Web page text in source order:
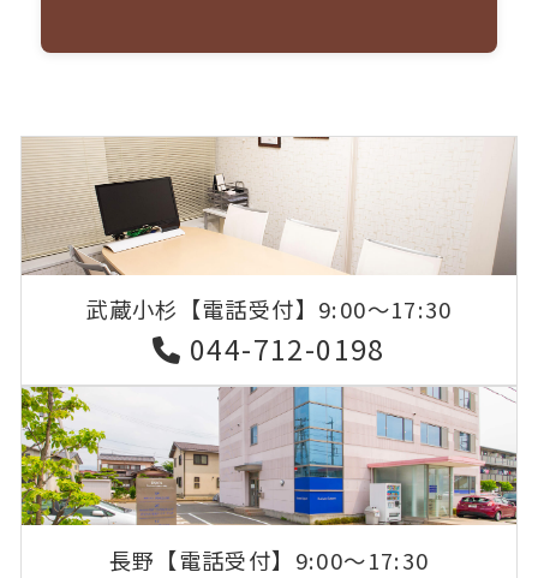
武蔵小杉 【電話受付】9:00〜17:30
044-712-0198
長野 【電話受付】9:00〜17:30